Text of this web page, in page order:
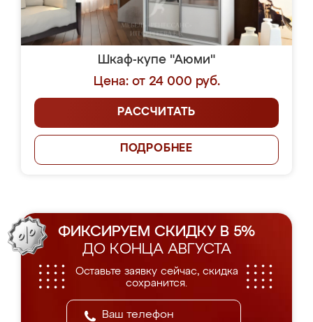
Шкаф-купе "Аюми"
Цена: от 24 000 руб.
РАССЧИТАТЬ
ПОДРОБНЕЕ
ФИКСИРУЕМ СКИДКУ В 5%
ДО КОНЦА АВГУСТА
Оставьте заявку сейчас, скидка
сохранится.